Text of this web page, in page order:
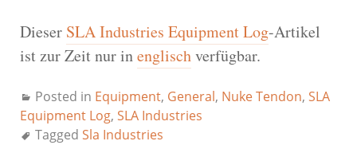
Dieser SLA Industries Equipment Log-Artikel
ist zur Zeit nur inenglischverfügbar.
Posted in Equipment, General, Nuke Tendon, SLA
Equipment Log, SLA Industries
Tagged Sla Industries